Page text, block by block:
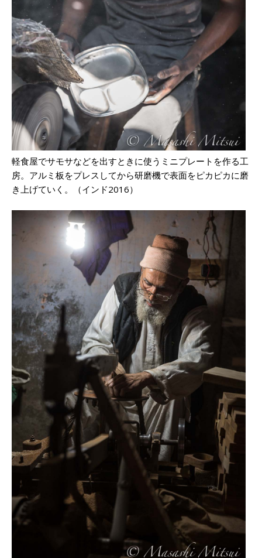
軽食屋でサモサなどを出すときに使うミニプレートを作る工
房。アルミ板をプレスしてから研磨機で表面をピカピカに磨
き上げていく。（インド2016）